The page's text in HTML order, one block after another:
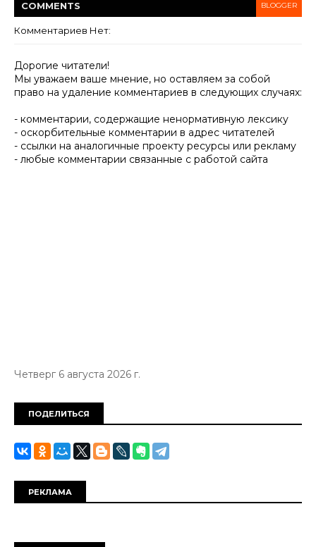
COMMENTS BLOGGER
Комментариев Нет:
Дорогие читатели!
Мы уважаем ваше мнение, но оставляем за собой
право на удаление комментариев в следующих случаях:
- комментарии, содержащие ненормативную лексику
- оскорбительные комментарии в адрес читателей
- ссылки на аналогичные проекту ресурсы или рекламу
- любые комментарии связанные с работой сайта
Четверг 6 августа 2026 г.
ПОДЕЛИТЬСЯ
РЕКЛАМА